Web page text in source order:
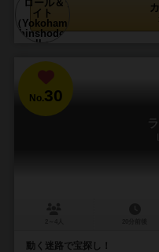
No.30
動く迷路で宝探し！